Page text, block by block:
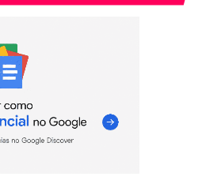
O prazo é curto, e vale
Reddit
Email